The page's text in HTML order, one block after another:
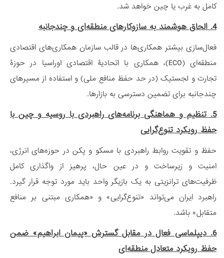
کامل به غرب یا چین خواهد شد.
4. الحاق هوشمند به سازوکارهای منطقه‌ای و چندجانبه
فعال‌سازی بیشتر همکاری‌ها در قالب سازمان همکاری‌های اقتصادی
منطقه‌ای (ECO)، همکاری با اتحادیۀ اقتصادی اوراسیا در حوزۀ
تجارت و لجستیک (در حد حفظ منافع ملی) و استفاده از مسیرهای
چندجانبه برای تضمین دسترسی به بازارها.
5. تنظیم و هماهنگی برنامه‌های راهبردی با روسیه و چین با
حفظ رویکرد تنوع‌گرایی
حفظ و تقویت روابط راهبردی با مسکو و پکن در حوزه‌های انرژی،
امنیت و زیرساخت و در عین حال، پرهیز از واگذاری کامل
ظرفیت‌های ترانزیتی به یک بازیگر واحد باید مورد توجه قرار گیرد.
راهبرد ایران می‌تواند «تنوع‌گرایی» و «همکاری مبتنی بر منافع
متقابل» باشد.
6. دیپلماسی فعال در مقابل گسترش «پیمان ابراهیم» ضمن
حفظ رویکرد متعادل منطقه‌ای